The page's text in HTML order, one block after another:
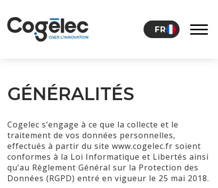
FR
CARRIÈRES
NOS ACTUALITÉS
GÉNÉRALITÉS
Cogelec s’engage à ce que la collecte et le
traitement de vos données personnelles,
effectués à partir du site www.cogelec.fr soient
conformes à la Loi Informatique et Libertés ainsi
qu’au Règlement Général sur la Protection des
Données (RGPD) entré en vigueur le 25 mai 2018.